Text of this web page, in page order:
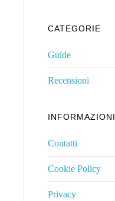
CATEGORIE
Guide
Recensioni
INFORMAZIONI
Contatti
Cookie Policy
Privacy